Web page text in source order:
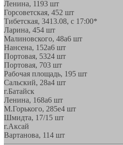
Ленина, 1193 шт
Горсоветская, 452 шт
Тибетская, 3413.08, с 17:00*
Ларина, 454 шт
Малиновского, 48а6 шт
Нансена, 152а6 шт
Портовая, 5324 шт
Портовая, 703 шт
Рабочая площадь, 195 шт
Сальский, 28a4 шт
г.Батайск
Ленина, 168а6 шт
М.Горького, 285е4 шт
Шмидта, 17/1 5 шт
г.Аксай
Вартанова, 114 шт